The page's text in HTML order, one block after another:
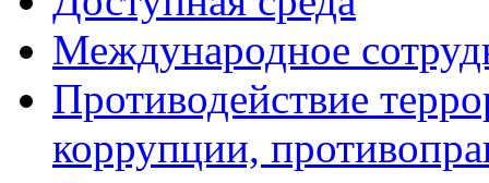
Международное
Противодействие
коррупции,